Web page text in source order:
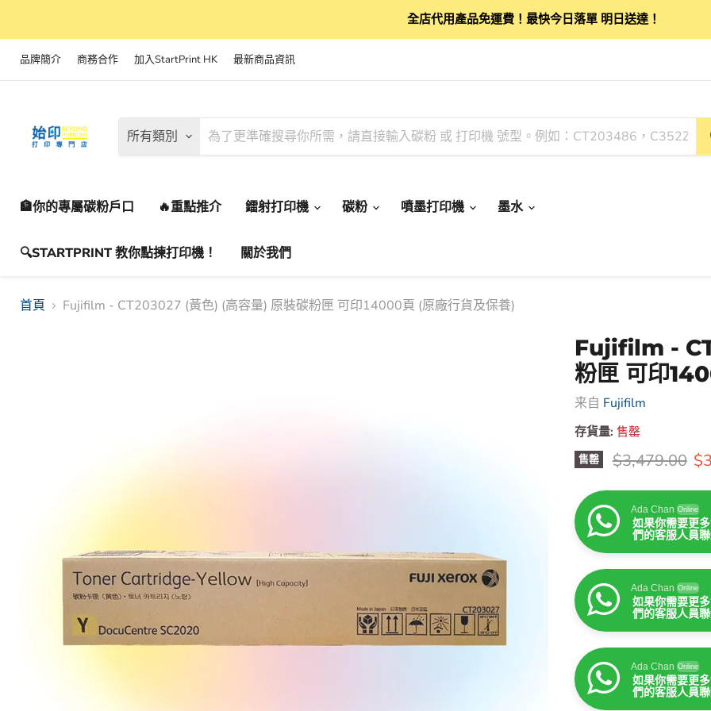
全店代用產品免運費！最快今日落單 明日送達！
品牌簡介 商務合作 加入StartPrint HK 最新商品資訊
所有類別
🏦你的專屬碳粉戶口 🔥重點推介 鐳射打印機 碳粉 噴墨打印機 墨水
🔍STARTPRINT 教你點揀打印機！ 關於我們
首頁 Fujifilm - CT203027 (黃色) (高容量) 原裝碳粉匣 可印14000頁 (原廠行貨及保養)
Fujifilm -
粉匣 可印
来自 Fujifilm
存貨量: 售罄
售罄 原價
$3,479.00
Ada Chan Online
如果你需要更
們的客服人員
Ada Chan Online
如果你需要更
們的客服人員
Ada Chan Online
如果你需要更
們的客服人員